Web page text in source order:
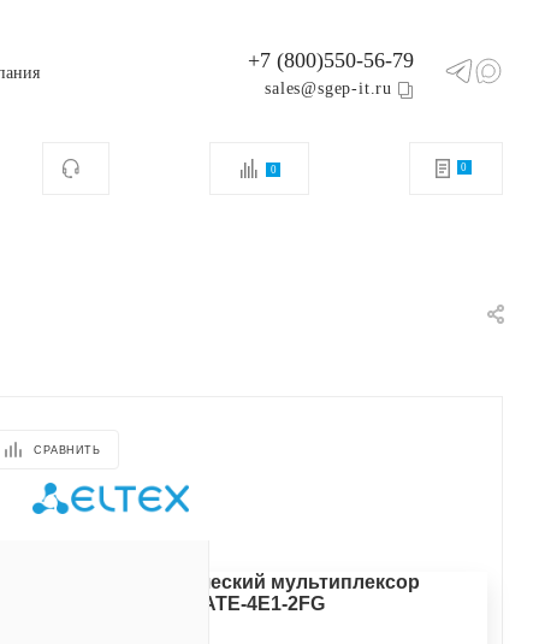
+7 (800)550-56-79
sales@sgep-it.ru
0 0
СРАВНИТЬ
Оптический мультиплексор
ToPGATE-4E1-2FG